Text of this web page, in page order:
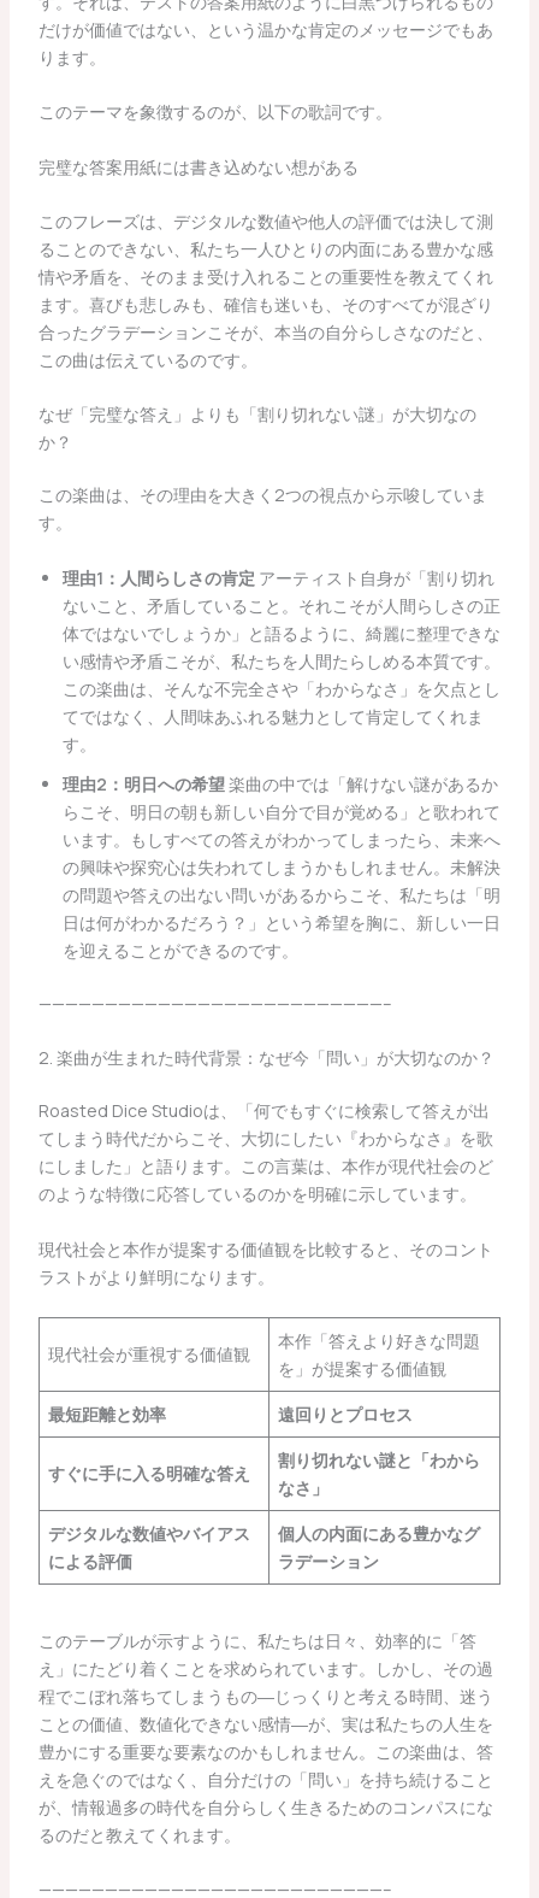
だけが価値ではない、という温かな肯定のメッセージでもあ
ります。
このテーマを象徴するのが、以下の歌詞です。
完璧な答案用紙には書き込めない想がある
このフレーズは、デジタルな数値や他人の評価では決して測
ることのできない、私たち一人ひとりの内面にある豊かな感
情や矛盾を、そのまま受け入れることの重要性を教えてくれ
ます。喜びも悲しみも、確信も迷いも、そのすべてが混ざり
合ったグラデーションこそが、本当の自分らしさなのだと、
この曲は伝えているのです。
なぜ「完璧な答え」よりも「割り切れない謎」が大切なの
か？
この楽曲は、その理由を大きく2つの視点から示唆していま
す。
理由1：人間らしさの肯定 アーティスト自身が「割り切れ
ないこと、矛盾していること。それこそが人間らしさの正
体ではないでしょうか」と語るように、綺麗に整理できな
い感情や矛盾こそが、私たちを人間たらしめる本質です。
この楽曲は、そんな不完全さや「わからなさ」を欠点とし
てではなく、人間味あふれる魅力として肯定してくれま
す。
理由2：明日への希望楽曲の中では「解けない謎があるか
らこそ、明日の朝も新しい自分で目が覚める」と歌われて
います。もしすべての答えがわかってしまったら、未来へ
の興味や探究心は失われてしまうかもしれません。未解決
の問題や答えの出ない問いがあるからこそ、私たちは「明
日は何がわかるだろう？」という希望を胸に、新しい一日
を迎えることができるのです。
——————————————————————————–
2. 楽曲が生まれた時代背景：なぜ今「問い」が大切なのか？
Roasted Dice Studioは、「何でもすぐに検索して答えが出
てしまう時代だからこそ、大切にしたい『わからなさ』を歌
にしました」と語ります。この言葉は、本作が現代社会のど
のような特徴に応答しているのかを明確に示しています。
現代社会と本作が提案する価値観を比較すると、そのコント
ラストがより鮮明になります。
現代社会が重視する価値観
本作「答えより好きな問題
を」が提案する価値観
最短距離と効率
遠回りとプロセス
すぐに手に入る明確な答え
割り切れない謎と「わから
なさ」
デジタルな数値やバイアス
による評価
個人の内面にある豊かなグ
ラデーション
このテーブルが示すように、私たちは日々、効率的に「答
え」にたどり着くことを求められています。しかし、その過
程でこぼれ落ちてしまうもの―じっくりと考える時間、迷う
ことの価値、数値化できない感情―が、実は私たちの人生を
豊かにする重要な要素なのかもしれません。この楽曲は、答
えを急ぐのではなく、自分だけの「問い」を持ち続けること
が、情報過多の時代を自分らしく生きるためのコンパスにな
るのだと教えてくれます。
——————————————————————————–